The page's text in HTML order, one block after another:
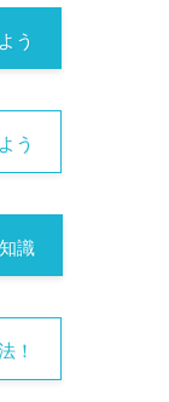
う
う
識
！